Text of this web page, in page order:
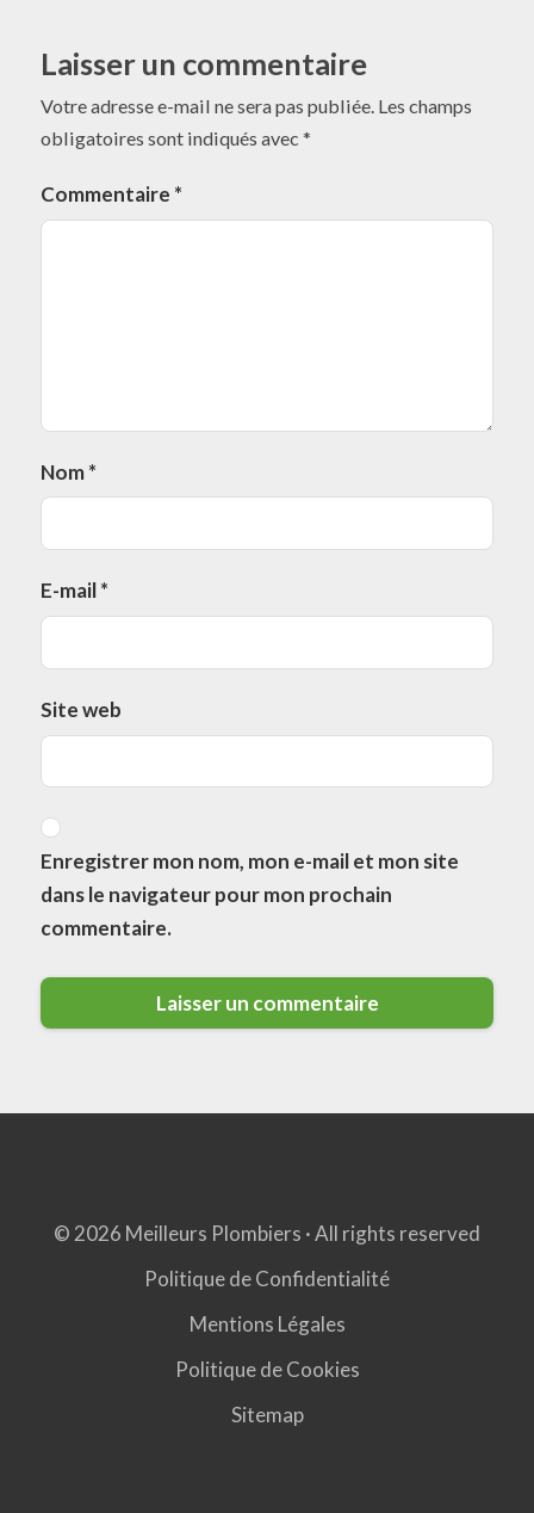
Laisser un commentaire
Votre adresse e-mail ne sera pas publiée. Les champs
obligatoires sont indiqués avec *
Commentaire *
Nom*
E-mail*
Site web
Enregistrer mon nom, mon e-mail et mon site
dans le navigateur pour mon prochain
commentaire.
© 2026 Meilleurs Plombiers · All rights reserved
Politique de Confidentialité
Mentions Légales
Politique de Cookies
Sitemap